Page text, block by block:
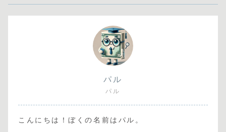
パル
パル
こんにちは！ぼくの名前はパル。